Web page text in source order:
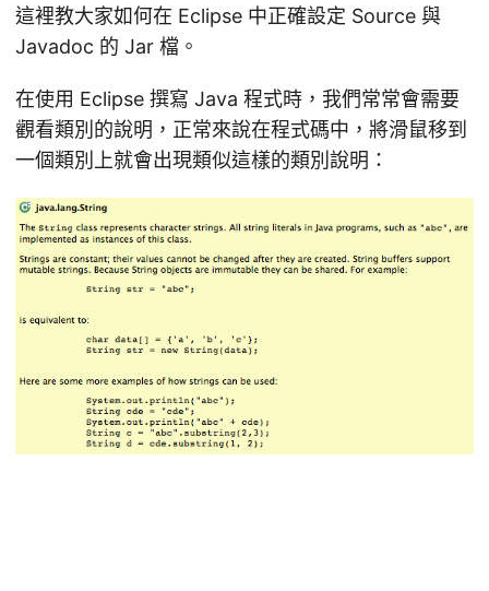
這裡教大家如何在 Eclipse 中正確設定 Source 與
Javadoc 的 Jar 檔。
在使用 Eclipse 撰寫 Java 程式時，我們常常會需要
觀看類別的說明，正常來說在程式碼中，將滑鼠移到
一個類別上就會出現類似這樣的類別說明：